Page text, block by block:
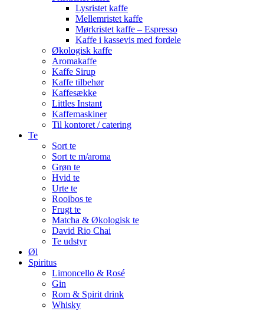
Lysristet kaffe
Mellemristet kaffe
Mørkristet kaffe – Espresso
Kaffe i kassevis med fordele
Økologisk kaffe
Aromakaffe
Kaffe Sirup
Kaffe tilbehør
Kaffesække
Littles Instant
Kaffemaskiner
Til kontoret / catering
Te
Sort te
Sort te m/aroma
Grøn te
Hvid te
Urte te
Rooibos te
Frugt te
Matcha & Økologisk te
David Rio Chai
Te udstyr
Øl
Spiritus
Limoncello & Rosé
Gin
Rom & Spirit drink
Whisky